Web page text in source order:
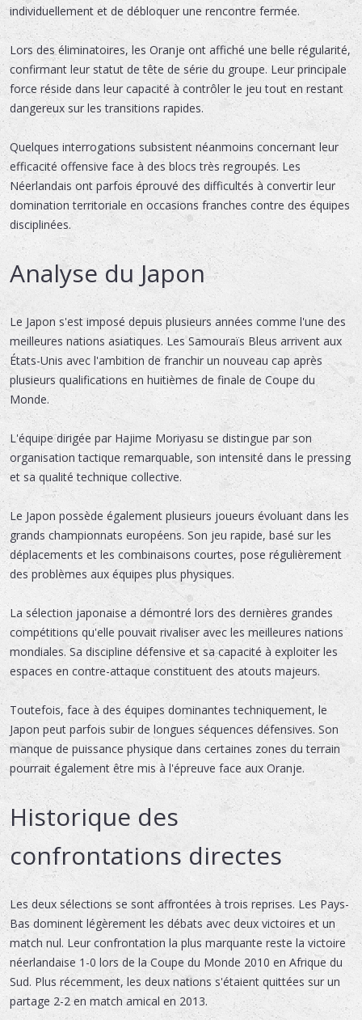
individuellement et de débloquer une rencontre fermée.
Lors des éliminatoires, les Oranje ont affiché une belle régularité,
confirmant leur statut de tête de série du groupe. Leur principale
force réside dans leur capacité à contrôler le jeu tout en restant
dangereux sur les transitions rapides.
Quelques interrogations subsistent néanmoins concernant leur
efficacité offensive face à des blocs très regroupés. Les
Néerlandais ont parfois éprouvé des difficultés à convertir leur
domination territoriale en occasions franches contre des équipes
disciplinées.
Analyse du Japon
Le Japon s'est imposé depuis plusieurs années comme l'une des
meilleures nations asiatiques. Les Samouraïs Bleus arrivent aux
États-Unis avec l'ambition de franchir un nouveau cap après
plusieurs qualifications en huitièmes de finale de Coupe du
Monde.
L'équipe dirigée par Hajime Moriyasu se distingue par son
organisation tactique remarquable, son intensité dans le pressing
et sa qualité technique collective.
Le Japon possède également plusieurs joueurs évoluant dans les
grands championnats européens. Son jeu rapide, basé sur les
déplacements et les combinaisons courtes, pose régulièrement
des problèmes aux équipes plus physiques.
La sélection japonaise a démontré lors des dernières grandes
compétitions qu'elle pouvait rivaliser avec les meilleures nations
mondiales. Sa discipline défensive et sa capacité à exploiter les
espaces en contre-attaque constituent des atouts majeurs.
Toutefois, face à des équipes dominantes techniquement, le
Japon peut parfois subir de longues séquences défensives. Son
manque de puissance physique dans certaines zones du terrain
pourrait également être mis à l'épreuve face aux Oranje.
Historique des
confrontations directes
Les deux sélections se sont affrontées à trois reprises. Les Pays-
Bas dominent légèrement les débats avec deux victoires et un
match nul. Leur confrontation la plus marquante reste la victoire
néerlandaise 1-0 lors de la Coupe du Monde 2010 en Afrique du
Sud. Plus récemment, les deux nations s'étaient quittées sur un
partage 2-2 en match amical en 2013.